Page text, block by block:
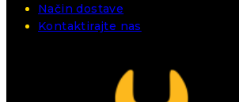
Način dostave
Kontaktirajte nas